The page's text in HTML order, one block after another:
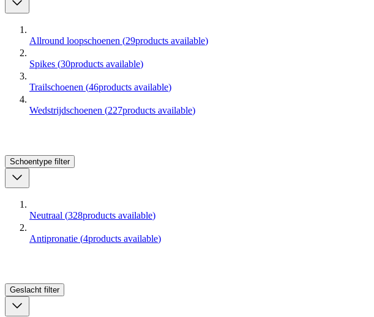
Allround loopschoenen (29products available)
Spikes (30products available)
Trailschoenen (46products available)
Wedstrijdschoenen (227products available)
Schoentype filter
Neutraal (328products available)
Antipronatie (4products available)
Geslacht filter